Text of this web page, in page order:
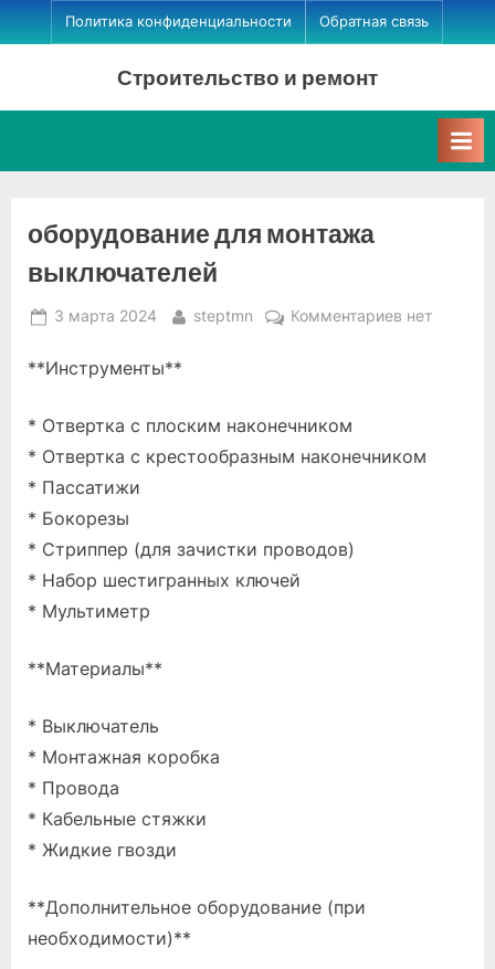
Skip
to
Политика конфиденциальности Обратная связь
Строительство и ремонт
оборудование для монтажа
выключателей
Posted
3 марта 2024 By
steptmn Комментариевкнет
**Инструменты**
* Отвертка с плоским наконечником
* Отвертка с крестообразным наконечником
* Пассатижи
* Бокорезы
* Стриппер (для зачистки проводов)
* Набор шестигранных ключей
* Мультиметр
**Материалы**
* Выключатель
* Монтажная коробка
* Провода
* Кабельные стяжки
* Жидкие гвозди
**Дополнительное оборудование (при
необходимости)**